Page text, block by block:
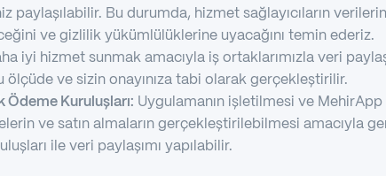
paylaşılabilir. Bu durumda, hizmet sağlayıcıların
ve gizlilik yükümlülüklerine uyacağını temin ederiz.
iyi hizmet sunmak amacıyla iş ortaklarımızla veri
ve sizin onayınıza tabi olarak gerçekleştirilir.
Ödeme Kuruluşları: Uygulamanın işletilmesi ve
ve satın almaların gerçekleştirilebilmesi amacıyla
ile veri paylaşımı yapılabilir.